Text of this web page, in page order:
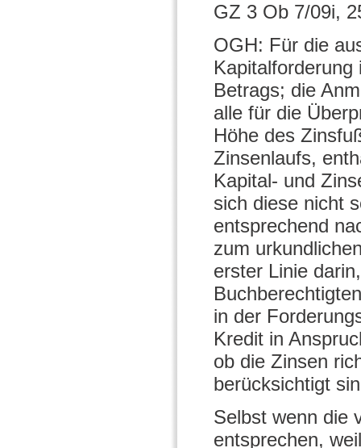
GZ 3 Ob 7/09i,
OGH: Für die
Betrags; die
alle für die
Höhe des
Zinsenlaufs,
Kapital- und
sich diese nicht
entsprechend
zum
erster Linie
in der
Kredit in
ob die Zinsen
berücksichtigt
Selbst wenn die
entsprechen,